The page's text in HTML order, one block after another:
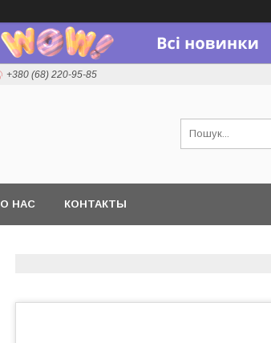
+380 (68) 220-95-85
О НАС КОНТАКТЫ